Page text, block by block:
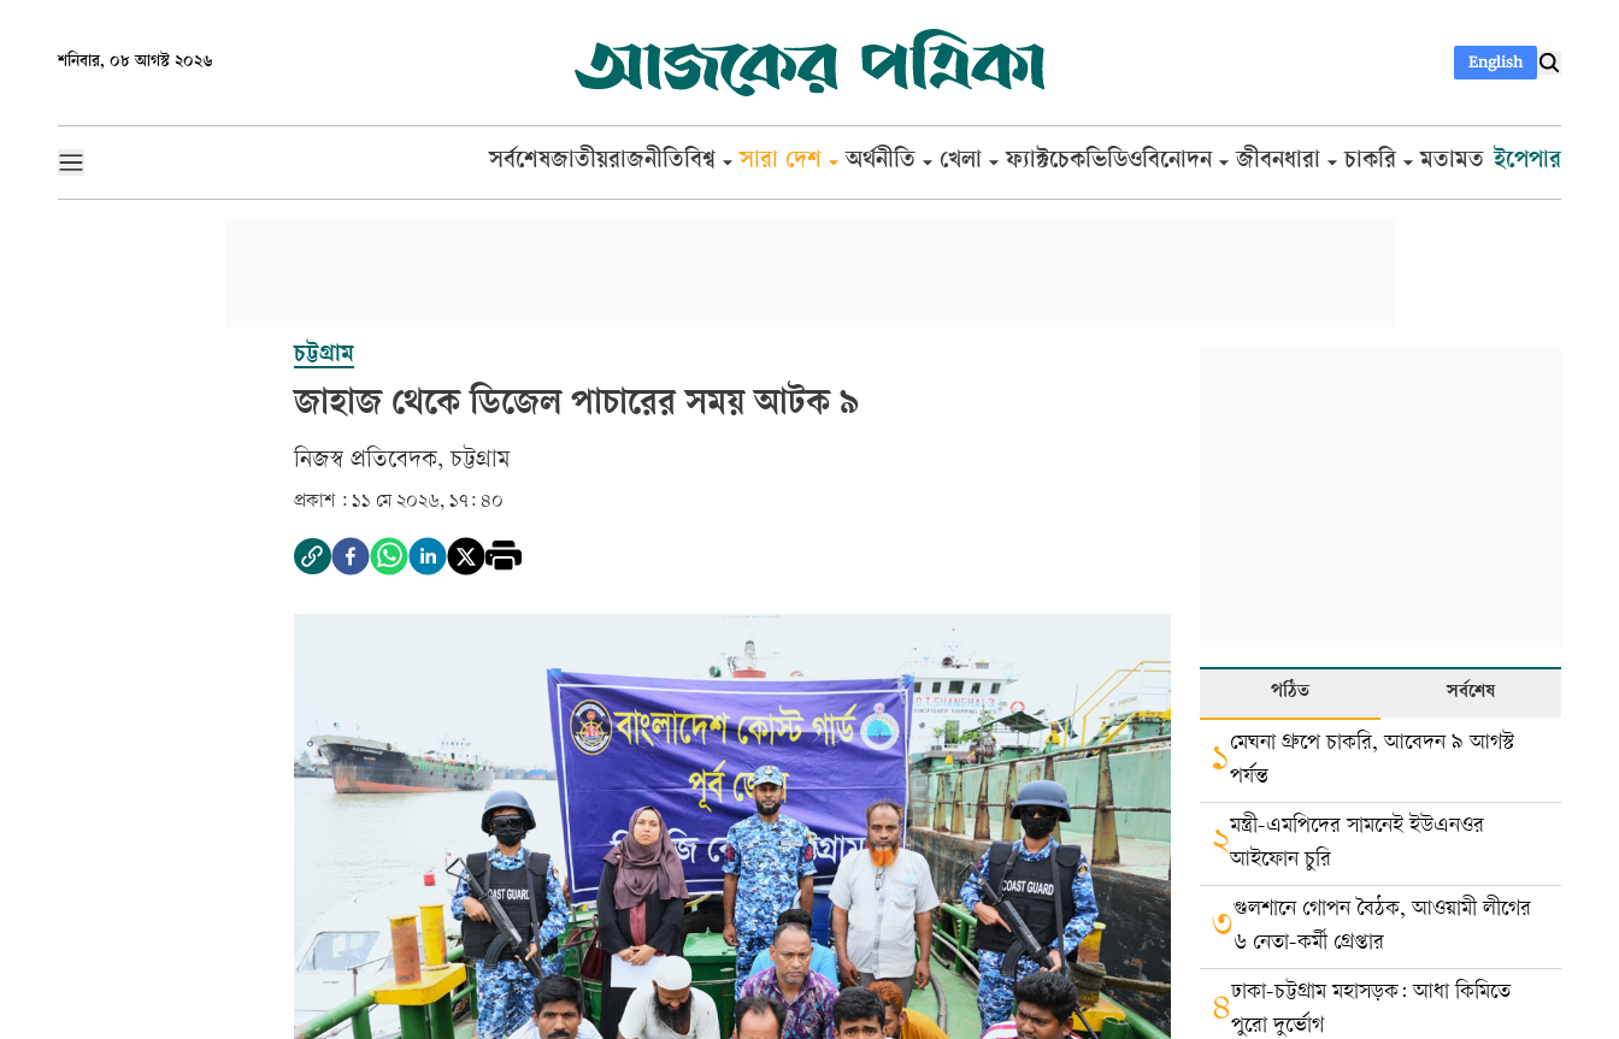
শনিবার, ০৮ আগস্ট ২০২৬ English
সর্বশেষজাতীয়রাজনীতিবিশ্ব সারা দেশ অর্থনীতি খেলা ফ্যাক্টচেকভিডিওবিনোদন জীবনধারা চাকরি মতামত ইপেপার
চট্টগ্রাম
জাহাজ থেকে ডিজেল পাচারের সময় আটক ৯
নিজস্ব প্রতিবেদক, চট্টগ্রাম
প্রকাশ : ১১ মে ২০২৬, ১৭: ৪০
পঠিত সর্বশেষ
১মেঘনা গ্রুপে চাকরি, আবেদন ৯ আগস্ট
পর্যন্ত
২মন্ত্রী-এমপিদের সামনেই ইউএনওর
আইফোন চুরি
৩গুলশানে গোপন বৈঠক, আওয়ামী লীগের
৬ নেতা-কর্মী গ্রেপ্তার
৪ঢাকা-চট্টগ্রাম মহাসড়ক: আধা কিমিতে
পুরো দুর্ভোগ